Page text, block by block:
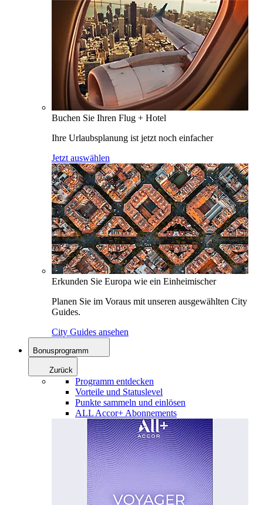
Buchen Sie Ihren Flug + Hotel
Ihre Urlaubsplanung ist jetzt noch einfacher
Jetzt auswählen
Erkunden Sie Europa wie ein Einheimischer
Planen Sie im Voraus mit unseren ausgewählten City
Guides.
City Guides ansehen
Bonusprogramm
Zurück
Programm entdecken
Vorteile und Statuslevel
Punkte sammeln und einlösen
ALL Accor+ Abonnements